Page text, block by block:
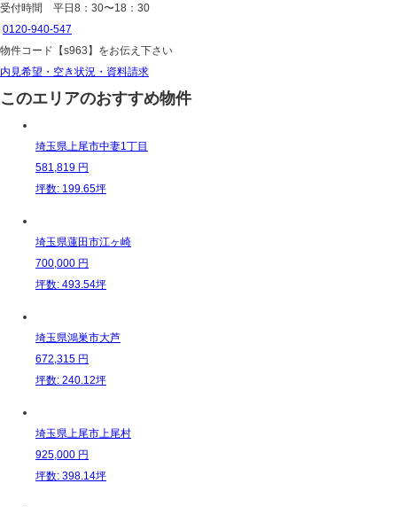
受付時間 平日8：30〜18：30
0120-940-547
物件コード 【s963】 をお伝え下さい
内見希望・空き状況・資料請求
このエリアのおすすめ物件
埼玉県上尾市中妻1丁目
581,819 円
坪数: 199.65坪
埼玉県蓮田市江ヶ崎
700,000 円
坪数: 493.54坪
埼玉県鴻巣市大芦
672,315 円
坪数: 240.12坪
埼玉県上尾市上尾村
925,000 円
坪数: 398.14坪